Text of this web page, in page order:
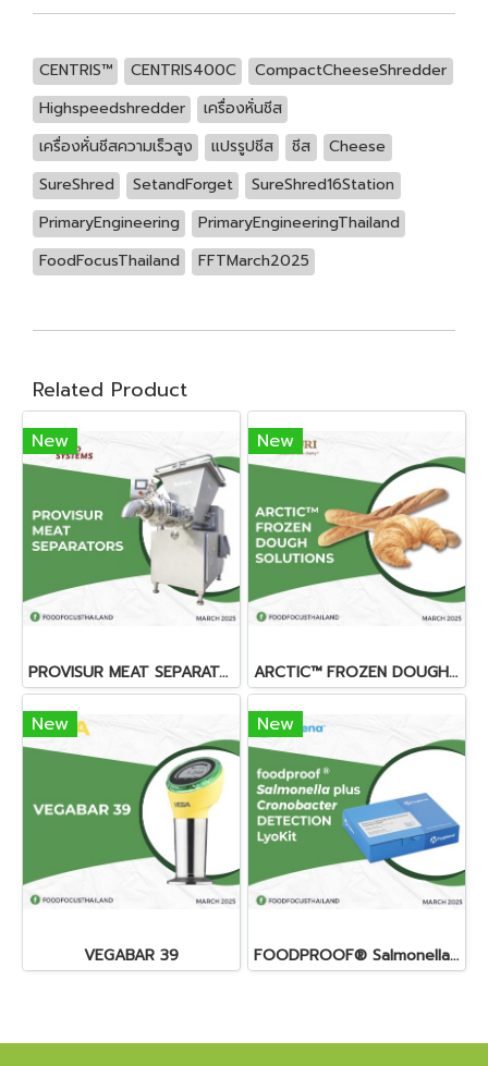
CENTRIS™ CENTRIS400C
CompactCheeseShredder
Highspeedshredder
เครื่องหั่นชีส
เครื่องหั่นชีสความเร็วสูง
แปรรูปชีส ชีส
Cheese
SureShred
SetandForget
SureShred16Station
PrimaryEngineering
PrimaryEngineeringThailand
FoodFocusThailand
FFTMarch2025
Related Product
New
PROVISUR MEAT SEPARATORS
New
ARCTIC™ FROZEN DOUGH SOLUTIONS
New
VEGABAR 39
New
FOODPROOF® Salmonella plus Cronobacter DETECTION LyoKit